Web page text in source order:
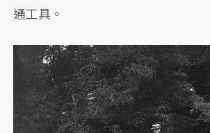
通工具。